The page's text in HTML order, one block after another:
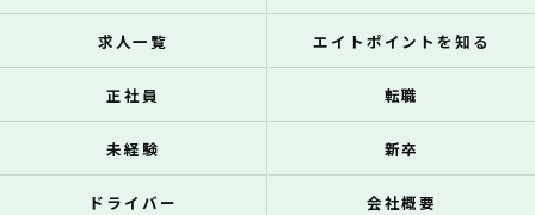
求人一覧 エイトポイントを知る
正社員 転職
未経験 新卒
ドライバー 会社概要